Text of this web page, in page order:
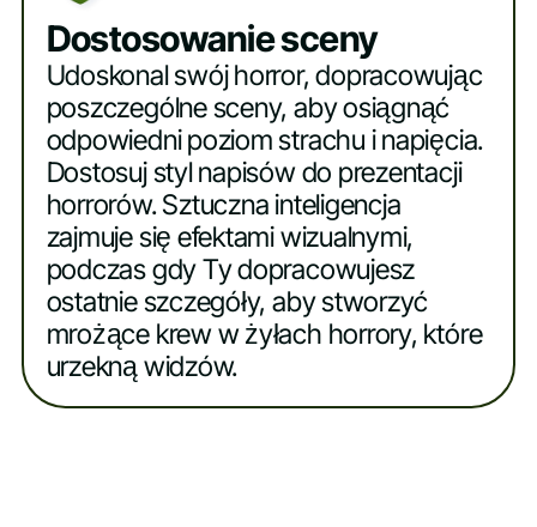
Dostosowanie sceny
Udoskonal swój horror, dopracowując
poszczególne sceny, aby osiągnąć
odpowiedni poziom strachu i napięcia.
Dostosuj styl napisów do prezentacji
horrorów. Sztuczna inteligencja
zajmuje się efektami wizualnymi,
podczas gdy Ty dopracowujesz
ostatnie szczegóły, aby stworzyć
mrożące krew w żyłach horrory, które
urzekną widzów.